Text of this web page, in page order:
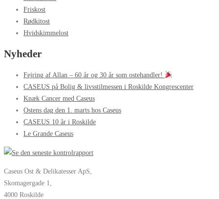
Friskost
Rødkitost
Hvidskimmelost
Nyheder
Fejring af Allan – 60 år og 30 år som ostehandler!
CASEUS på Bolig & livsstilmessen i Roskilde Kongrescenter
Knæk Cancer med Caseus
Ostens dag den 1. marts hos Caseus
CASEUS 10 år i Roskilde
Le Grande Caseus
Caseus Ost & Delikatesser ApS,
Skomagergade 1,
4000 Roskilde